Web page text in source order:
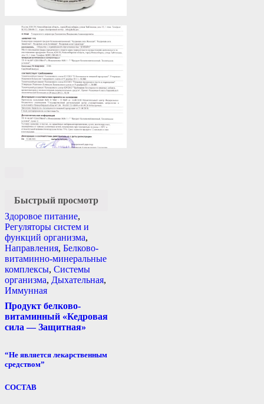
Быстрый просмотр
Здоровое питание,
Регуляторы систем и
функций организма,
Направления, Белково-
витаминно-минеральные
комплексы, Системы
организма, Дыхательная,
Иммунная
Продукт белково-
витаминный «Кедровая
сила — Защитная»
“Не является лекарственным
средством”
СОСТАВ